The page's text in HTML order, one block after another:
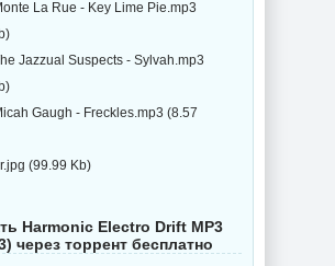
La Rue - Key Lime Pie.mp3
Jazzual Suspects - Sylvah.mp3
Gaugh - Freckles.mp3 (8.57
(99.99 Kb)
Harmonic Electro Drift MP3
через торрент бесплатно